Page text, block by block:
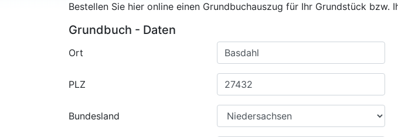
Bestellen Sie hier online einen Grundbuchauszug für Ihr Grundstück bzw.
Grundbuch - Daten
Ort
PLZ
Bundesland